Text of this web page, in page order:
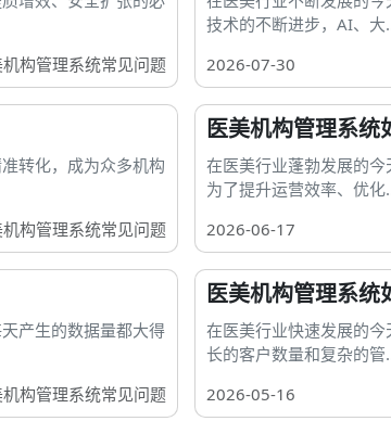
机构管理系统常见问题
技术的不断进步，AI、大
2026-07-30
转化，成为众多机构
机构管理系统常见问题
医美机构管理系统
在医美行业蓬勃发展的今
为了提升运营效率、优化
2026-06-17
产生的数据量都大得
机构管理系统常见问题
医美机构管理系统
在医美行业快速发展的
长的客户数量和复杂的管
2026-05-16